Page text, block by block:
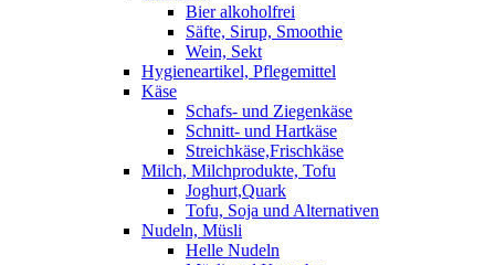
Bier alkoholfrei
Säfte, Sirup, Smoothie
Wein, Sekt
Hygieneartikel, Pflegemittel
Käse
Schafs- und Ziegenkäse
Schnitt- und Hartkäse
Streichkäse,Frischkäse
Milch, Milchprodukte, Tofu
Joghurt,Quark
Tofu, Soja und Alternativen
Nudeln, Müsli
Helle Nudeln